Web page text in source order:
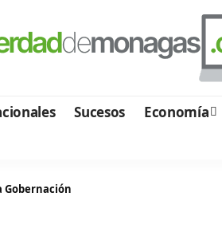
Sucesos Economía
Gobernación